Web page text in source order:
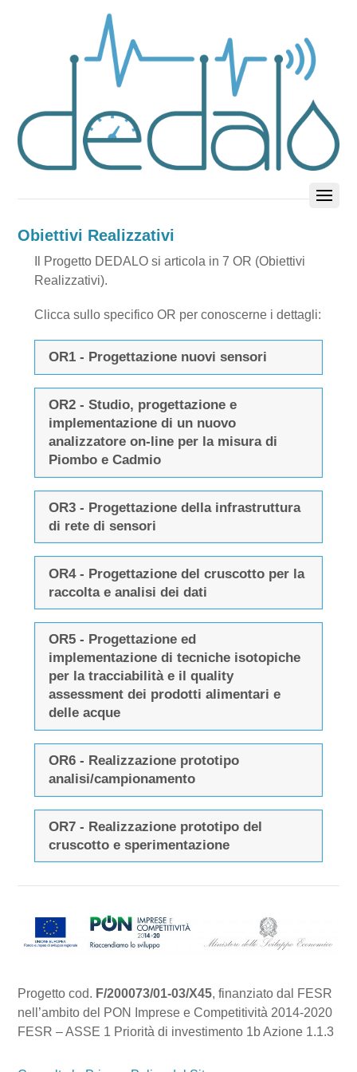
Obiettivi Realizzativi
Il Progetto DEDALO si articola in 7 OR (Obiettivi
Realizzativi).
Clicca sullo specifico OR per conoscerne i dettagli:
OR1 - Progettazione nuovi sensori
OR2 - Studio, progettazione e
implementazione di un nuovo
analizzatore on-line per la misura di
Piombo e Cadmio
OR3 - Progettazione della infrastruttura
di rete di sensori
OR4 - Progettazione del cruscotto per la
raccolta e analisi dei dati
OR5 - Progettazione ed
implementazione di tecniche isotopiche
per la tracciabilità e il quality
assessment dei prodotti alimentari e
delle acque
OR6 - Realizzazione prototipo
analisi/campionamento
OR7 - Realizzazione prototipo del
cruscotto e sperimentazione
Progetto cod. F/200073/01-03/X45, finanziato dal FESR
nell’ambito del PON Imprese e Competitività 2014-2020
FESR – ASSE 1 Priorità di investimento 1b Azione 1.1.3